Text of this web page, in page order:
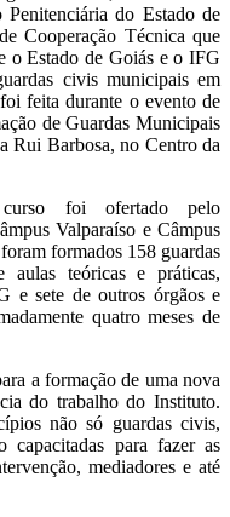
do Estado de
Cooperação Técnica que
o Estado de Goiás e o IFG
civis municipais em
feita durante o evento de
de Guardas Municipais
Rui Barbosa, no Centro da
foi ofertado pelo
Valparaíso e Câmpus
formados 158 guardas
aulas teóricas e práticas,
e sete de outros órgãos e
quatro meses de
a formação de uma nova
do trabalho do Instituto.
não só guardas civis,
capacitadas para fazer as
mediadores e até